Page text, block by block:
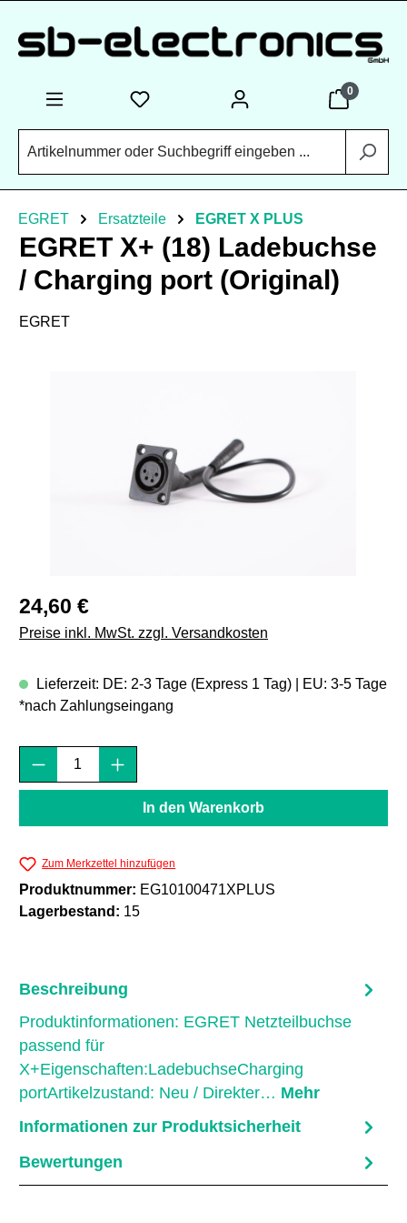
0
EGRET Ersatzteile EGRET X PLUS
EGRET X+ (18) Ladebuchse
/ Charging port (Original)
EGRET
Regulärer Preis:
24,60 €
Preise inkl. MwSt. zzgl. Versandkosten
Lieferzeit: DE: 2-3 Tage (Express 1 Tag) | EU: 3-5 Tage
*nach Zahlungseingang
Produkt Anzahl: Gib den gewünschten
In den Warenkorb
Zum Merkzettel hinzufügen
Produktnummer: EG10100471XPLUS
Lagerbestand: 15
Beschreibung
Produktinformationen: EGRET Netzteilbuchse
passend für
X+Eigenschaften:LadebuchseCharging
portArtikelzustand: Neu / Direkter… Mehr
Informationen zur Produktsicherheit
Bewertungen